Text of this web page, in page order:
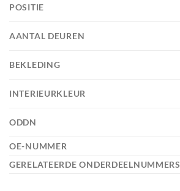
POSITIE
AANTAL DEUREN
BEKLEDING
INTERIEURKLEUR
ODDN
OE-NUMMER
GERELATEERDE ONDERDEELNUMMERS